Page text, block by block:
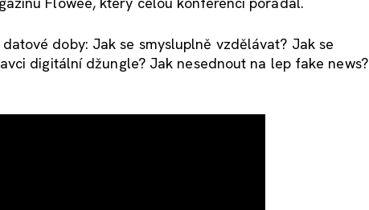
doby: Jak se smysluplně vzdělávat? Jak se
digitální džungle? Jak nesednout na lep fake news?